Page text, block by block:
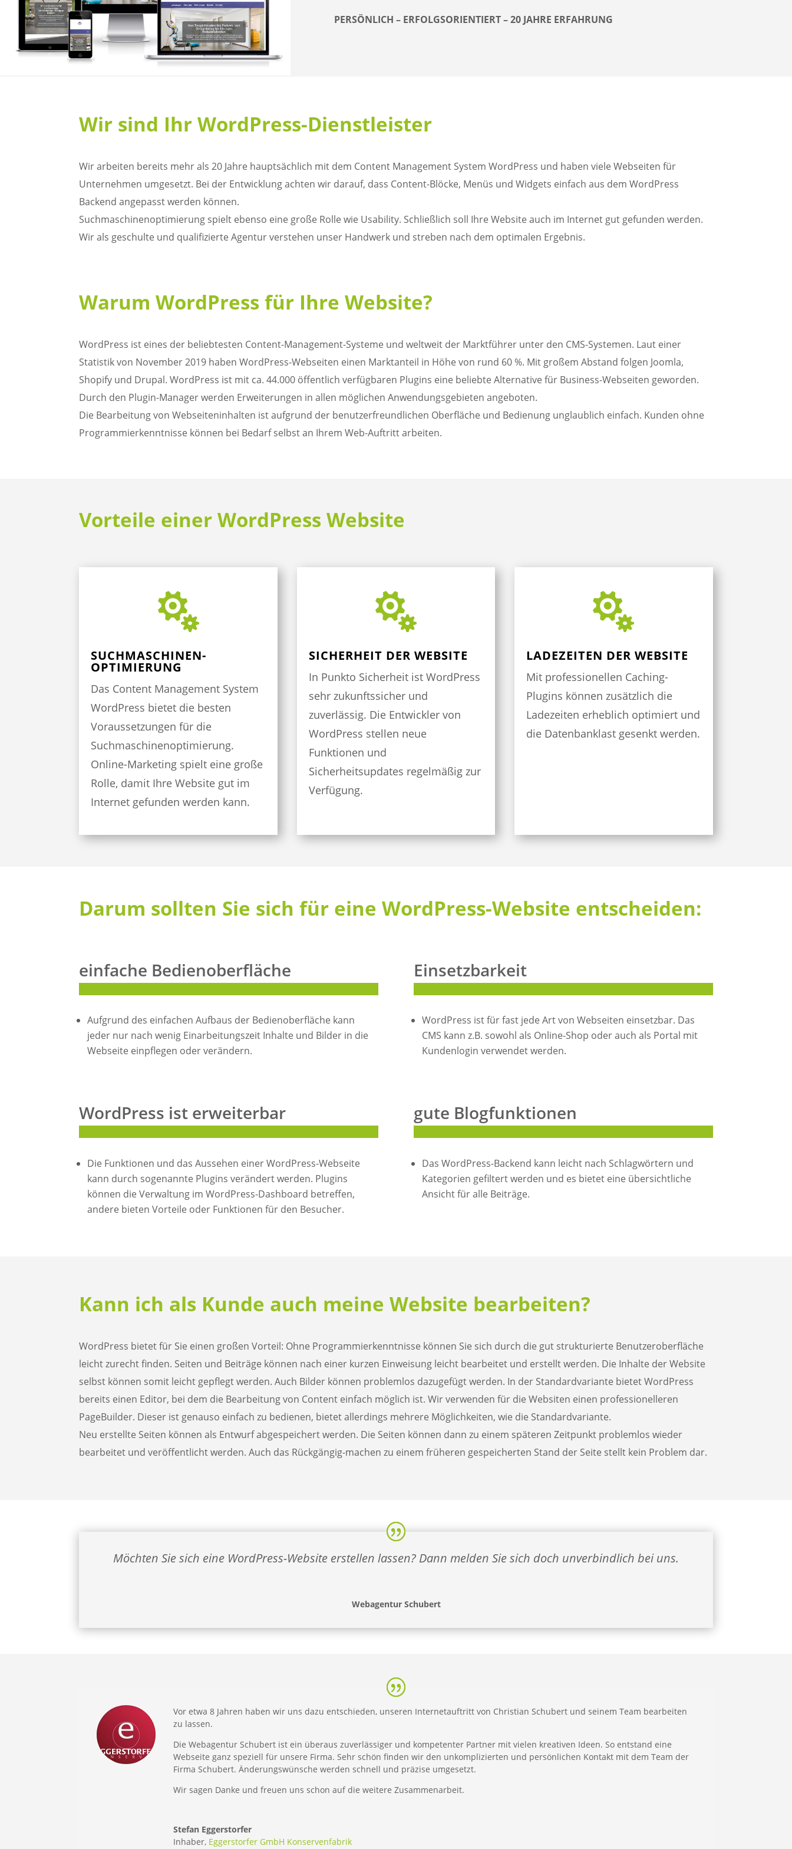
PERSÖNLICH – ERFOLGSORIENTIERT – 20 JAHRE ERFAHRUNG
Wir sind Ihr WordPress-Dienstleister
Wir arbeiten bereits mehr als 20 Jahre hauptsächlich mit dem Content Management System WordPress und haben viele Webseiten für
Unternehmen umgesetzt. Bei der Entwicklung achten wir darauf, dass Content-Blöcke, Menüs und Widgets einfach aus dem WordPress
Backend angepasst werden können.
Suchmaschinenoptimierung spielt ebenso eine große Rolle wie Usability. Schließlich soll Ihre Website auch im Internet gut gefunden werden.
Wir als geschulte und qualifizierte Agentur verstehen unser Handwerk und streben nach dem optimalen Ergebnis.
Warum WordPress für Ihre Website?
WordPress ist eines der beliebtesten Content-Management-Systeme und weltweit der Marktführer unter den CMS-Systemen. Laut einer
Statistik von November 2019 haben WordPress-Webseiten einen Marktanteil in Höhe von rund 60 %. Mit großem Abstand folgen Joomla,
Shopify und Drupal. WordPress ist mit ca. 44.000 öffentlich verfügbaren Plugins eine beliebte Alternative für Business-Webseiten geworden.
Durch den Plugin-Manager werden Erweiterungen in allen möglichen Anwendungsgebieten angeboten.
Die Bearbeitung von Webseiteninhalten ist aufgrund der benutzerfreundlichen Oberfläche und Bedienung unglaublich einfach. Kunden ohne
Programmierkenntnisse können bei Bedarf selbst an Ihrem Web-Auftritt arbeiten.
Vorteile einer WordPress Website

SUCHMASCHINEN-
OPTIMIERUNG
Das Content Management System
WordPress bietet die besten
Voraussetzungen für die
Suchmaschinenoptimierung.
Online-Marketing spielt eine große
Rolle, damit Ihre Website gut im
Internet gefunden werden kann.

SICHERHEIT DER WEBSITE
In Punkto Sicherheit ist WordPress
sehr zukunftssicher und
zuverlässig. Die Entwickler von
WordPress stellen neue
Funktionen und
Sicherheitsupdates regelmäßig zur
Verfügung.

LADEZEITEN DER WEBSITE
Mit professionellen Caching-
Plugins können zusätzlich die
Ladezeiten erheblich optimiert und
die Datenbanklast gesenkt werden.
Darum sollten Sie sich für eine WordPress-Website entscheiden:
einfache Bedienoberfläche
Aufgrund des einfachen Aufbaus der Bedienoberfläche kann
jeder nur nach wenig Einarbeitungszeit Inhalte und Bilder in die
Webseite einpflegen oder verändern.
Einsetzbarkeit
WordPress ist für fast jede Art von Webseiten einsetzbar. Das
CMS kann z.B. sowohl als Online-Shop oder auch als Portal mit
Kundenlogin verwendet werden.
WordPress ist erweiterbar
Die Funktionen und das Aussehen einer WordPress-Webseite
kann durch sogenannte Plugins verändert werden. Plugins
können die Verwaltung im WordPress-Dashboard betreffen,
andere bieten Vorteile oder Funktionen für den Besucher.
gute Blogfunktionen
Das WordPress-Backend kann leicht nach Schlagwörtern und
Kategorien gefiltert werden und es bietet eine übersichtliche
Ansicht für alle Beiträge.
Kann ich als Kunde auch meine Website bearbeiten?
WordPress bietet für Sie einen großen Vorteil: Ohne Programmierkenntnisse können Sie sich durch die gut strukturierte Benutzeroberfläche
leicht zurecht finden. Seiten und Beiträge können nach einer kurzen Einweisung leicht bearbeitet und erstellt werden. Die Inhalte der Website
selbst können somit leicht gepflegt werden. Auch Bilder können problemlos dazugefügt werden. In der Standardvariante bietet WordPress
bereits einen Editor, bei dem die Bearbeitung von Content einfach möglich ist. Wir verwenden für die Websiten einen professionelleren
PageBuilder. Dieser ist genauso einfach zu bedienen, bietet allerdings mehrere Möglichkeiten, wie die Standardvariante.
Neu erstellte Seiten können als Entwurf abgespeichert werden. Die Seiten können dann zu einem späteren Zeitpunkt problemlos wieder
bearbeitet und veröffentlicht werden. Auch das Rückgängig-machen zu einem früheren gespeicherten Stand der Seite stellt kein Problem dar.
Möchten Sie sich eine WordPress-Website erstellen lassen? Dann melden Sie sich doch unverbindlich bei uns.
Webagentur Schubert
Vor etwa 8 Jahren haben wir uns dazu entschieden, unseren Internetauftritt von Christian Schubert und seinem Team bearbeiten
zu lassen.
Die Webagentur Schubert ist ein überaus zuverlässiger und kompetenter Partner mit vielen kreativen Ideen. So entstand eine
Webseite ganz speziell für unsere Firma. Sehr schön finden wir den unkomplizierten und persönlichen Kontakt mit dem Team der
Firma Schubert. Änderungswünsche werden schnell und präzise umgesetzt.
Wir sagen Danke und freuen uns schon auf die weitere Zusammenarbeit.
Stefan Eggerstorfer
Inhaber, Eggerstorfer GmbH Konservenfabrik